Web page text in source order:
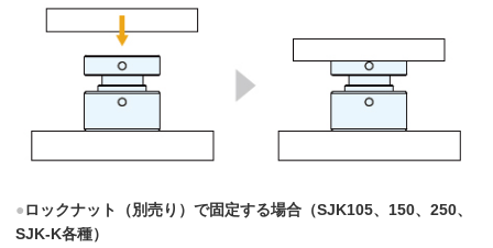
●ロックナット（別売り）で固定する場合（SJK105、150、250、
SJK-K各種）